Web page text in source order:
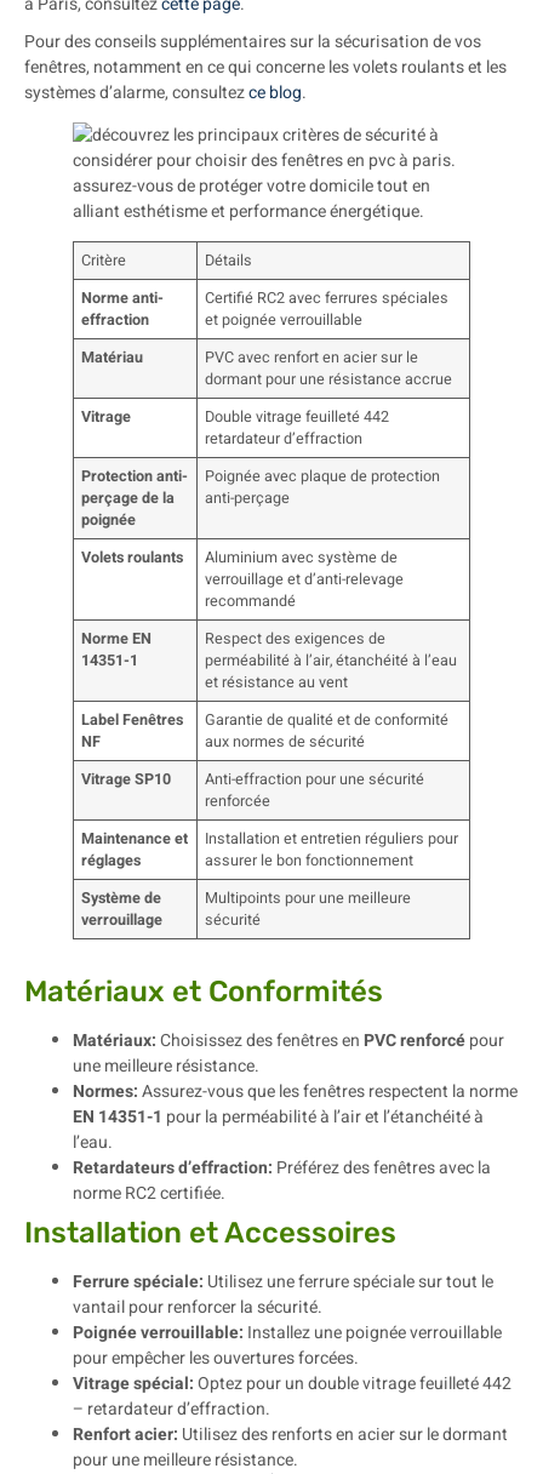
Pour des conseils supplémentaires sur la sécurisation de vos
fenêtres, notamment en ce qui concerne les volets roulants et les
systèmes d’alarme, consultezce blog.
Critère
Détails
Norme anti-
effraction
Certifié RC2 avec ferrures spéciales
et poignée verrouillable
Matériau
PVC avec renfort en acier sur le
dormant pour une résistance accrue
Vitrage
Double vitrage feuilleté 442
retardateur d’effraction
Protection anti-
perçage de la
poignée
Poignée avec plaque de protection
anti-perçage
Volets roulants
Aluminium avec système de
verrouillage et d’anti-relevage
recommandé
Norme EN
14351-1
Respect des exigences de
perméabilité à l’air, étanchéité à l’eau
et résistance au vent
Label Fenêtres
NF
Garantie de qualité et de conformité
aux normes de sécurité
Vitrage SP10
Anti-effraction pour une sécurité
renforcée
Maintenance et
réglages
Installation et entretien réguliers pour
assurer le bon fonctionnement
Système de
verrouillage
Multipoints pour une meilleure
sécurité
Matériaux et Conformités
Matériaux:Choisissez des fenêtres en PVC renforcépour
une meilleure résistance.
Normes:Assurez-vous que les fenêtres respectent la norme
EN 14351-1 pour la perméabilité à l’air et l’étanchéité à
l’eau.
Retardateurs d’effraction: Préférez des fenêtres avec la
norme RC2 certifiée.
Installation et Accessoires
Ferrure spéciale: Utilisez une ferrure spéciale sur tout le
vantail pour renforcer la sécurité.
Poignée verrouillable: Installez une poignée verrouillable
pour empêcher les ouvertures forcées.
Vitrage spécial:Optez pour un double vitrage feuilleté 442
– retardateur d’effraction.
Renfort acier: Utilisez des renforts en acier sur le dormant
pour une meilleure résistance.